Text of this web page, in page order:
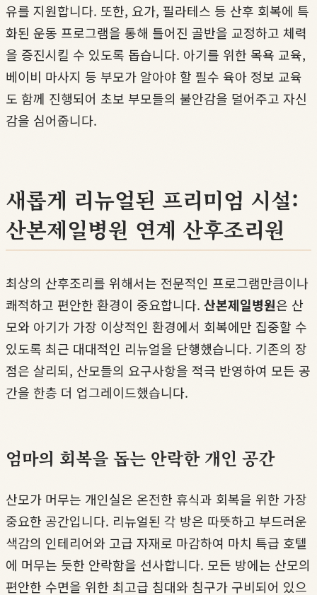
유를 지원합니다. 또한, 요가, 필라테스 등 산후 회복에 특
화된 운동 프로그램을 통해 틀어진 골반을 교정하고 체력
을 증진시킬 수 있도록 돕습니다. 아기를 위한 목욕 교육,
베이비 마사지 등 부모가 알아야 할 필수 육아 정보 교육
도 함께 진행되어 초보 부모들의 불안감을 덜어주고 자신
감을 심어줍니다.
새롭게 리뉴얼된 프리미엄 시설:
산본제일병원 연계 산후조리원
최상의 산후조리를 위해서는 전문적인 프로그램만큼이나
쾌적하고 편안한 환경이 중요합니다. 산본제일병원은 산
모와 아기가 가장 이상적인 환경에서 회복에만 집중할 수
있도록 최근 대대적인 리뉴얼을 단행했습니다. 기존의 장
점은 살리되, 산모들의 요구사항을 적극 반영하여 모든 공
간을 한층 더 업그레이드했습니다.
엄마의 회복을 돕는 안락한 개인 공간
산모가 머무는 개인실은 온전한 휴식과 회복을 위한 가장
중요한 공간입니다. 리뉴얼된 각 방은 따뜻하고 부드러운
색감의 인테리어와 고급 자재로 마감하여 마치 특급 호텔
에 머무는 듯한 안락함을 선사합니다. 모든 방에는 산모의
편안한 수면을 위한 최고급 침대와 침구가 구비되어 있으